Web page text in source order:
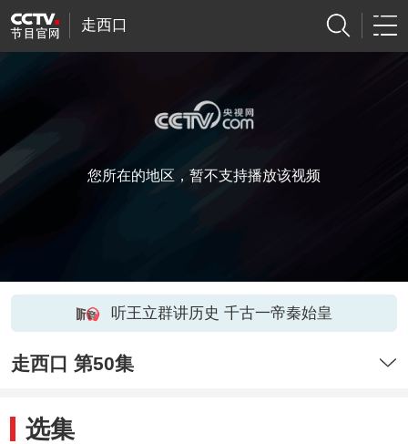
走西口
您所在的地区，暂不支持播放该视频
听王立群讲历史 千古一帝秦始皇
走西口 第50集
选集